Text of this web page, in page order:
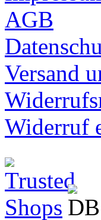
AGB
Versand
Widerruf